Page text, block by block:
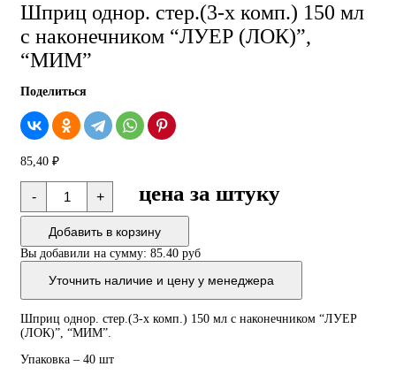
Шприц однор. стер.(3-х комп.) 150 мл
с наконечником “ЛУЕР (ЛОК)”,
“МИМ”
Поделиться
85,40 ₽
-
Количество
товара
Шприц
стер.
(3-
х
комп.)
150
мл
наконечником
"ЛУЕР
"МИМ"
+ цена за штуку
Добавить в корзину
Вы добавили на сумму: 85.40 руб
Уточнить наличие и цену у менеджера
Шприц однор. стер.(3-х комп.) 150 мл с наконечником “ЛУЕР
(ЛОК)”, “МИМ”.
Упаковка – 40 шт